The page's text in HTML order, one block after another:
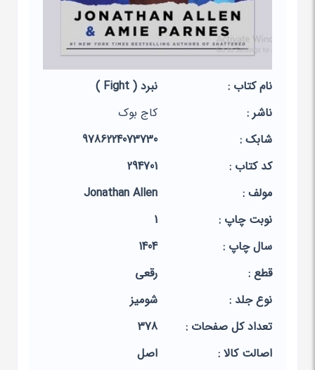
نام کتاب :
نبرد ( Fight )
ناشر :
کاج بوک
شابک :
9786224073730
کد کتاب :
294701
مولف :
Jonathan Allen
نوبت چاپ :
1
سال چاپ :
1404
قطع :
رقعی
نوع جلد :
شومیز
تعداد کل صفحات :
378
اصالت کالا :
اصل